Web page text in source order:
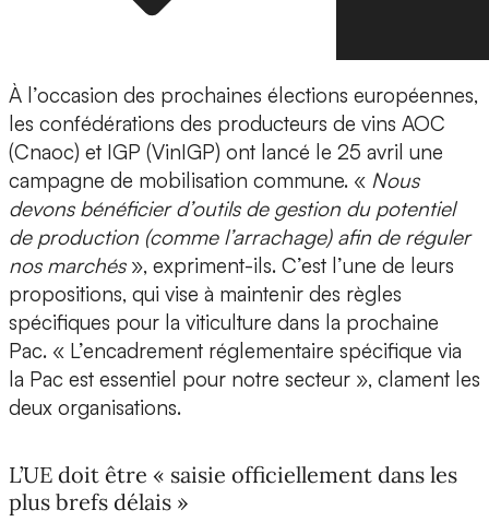
À l’occasion des prochaines élections européennes,
les confédérations des producteurs de vins AOC
(Cnaoc) et IGP (VinIGP) ont lancé le 25 avril une
campagne de mobilisation commune. « Nous
devons bénéficier d’outils de gestion du potentiel
de production (comme l’arrachage) afin de réguler
nos marchés», expriment-ils. C’est l’une de leurs
propositions, qui vise à maintenir des règles
spécifiques pour la viticulture dans la prochaine
Pac. « L’encadrement réglementaire spécifique via
la Pac est essentiel pour notre secteur », clament les
deux organisations.
L’UE doit être « saisie officiellement dans les
plus brefs délais »